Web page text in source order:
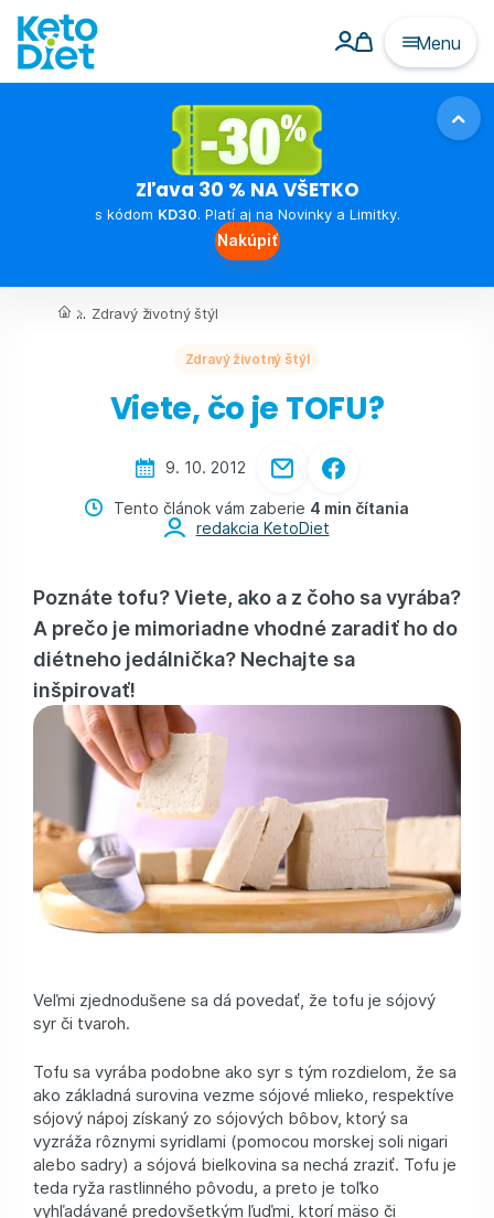
Menu
Zľava 30 % NA VŠETKO
s kódom KD30. Platí aj na Novinky a Limitky.
Nakúpiť
... Zdravý životný štýl
Zdravý životný štýl
Viete, čo je TOFU?
9. 10. 2012
Tento článok vám zaberie 4 min čítania
redakcia KetoDiet
Poznáte tofu? Viete, ako a z čoho sa vyrába?
A prečo je mimoriadne vhodné zaradiť ho do
diétneho jedálnička? Nechajte sa
inšpirovať!
Veľmi zjednodušene sa dá povedať, že tofu je sójový
syr či tvaroh.
Tofu sa vyrába podobne ako syr s tým rozdielom, že sa
ako základná surovina vezme sójové mlieko, respektíve
sójový nápoj získaný zo sójových bôbov, ktorý sa
vyzráža rôznymi syridlami (pomocou morskej soli nigari
alebo sadry) a sójová bielkovina sa nechá zraziť. Tofu je
teda ryža rastlinného pôvodu, a preto je toľko
vyhľadávané predovšetkým ľuďmi, ktorí mäso či